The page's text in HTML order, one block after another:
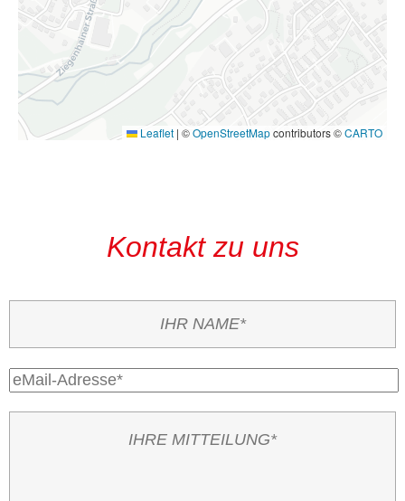
Leaflet | ©OpenStreetMapcontributors ©CARTO
Kontakt zu uns